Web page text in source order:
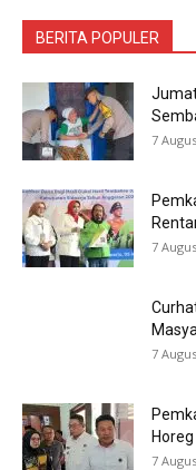
BERITA POPULER
7
7
7
7